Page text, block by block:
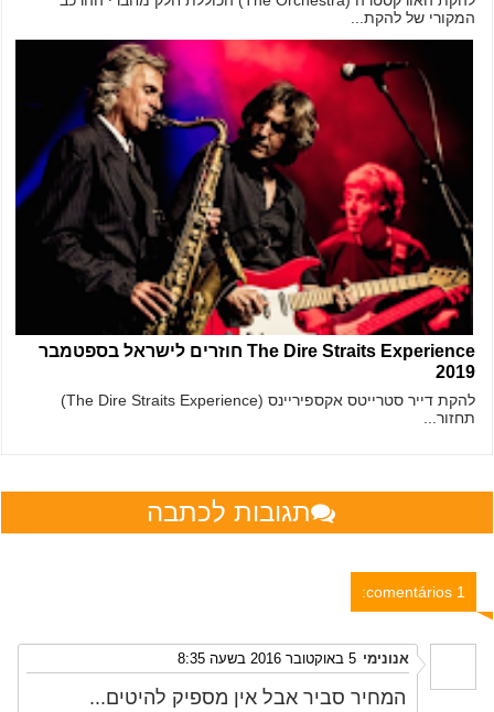
המקורי של להקת...
The Dire Straits Experience חוזרים לישראל בספטמבר
2019
להקת דייר סטרייטס אקספיריינס (The Dire Straits Experience)
תחזור...
תגובות לכתבה
1 comentários:
אנונימי 5 באוקטובר 2016 בשעה 8:35
המחיר סביר אבל אין מספיק להיטים...